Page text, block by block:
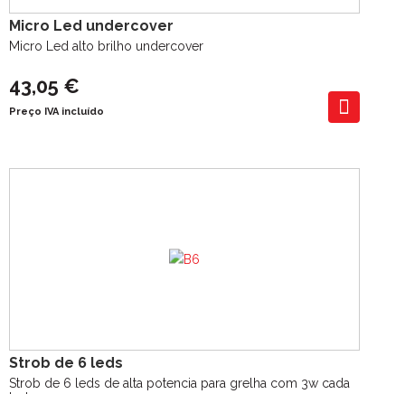
Micro Led undercover
Micro Led alto brilho undercover
43,05 €
Preço IVA incluído
Strob de 6 leds
Strob de 6 leds de alta potencia para grelha com 3w cada